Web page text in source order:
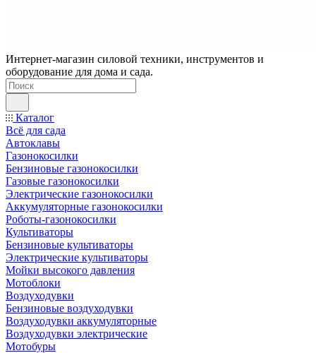
Интернет-магазин силовой техники, инструментов и
оборудование для дома и сада.
Каталог
Всё для сада
Автоклавы
Газонокосилки
Бензиновые газонокосилки
Газовые газонокосилки
Электрические газонокосилки
Аккумуляторные газонокосилки
Роботы-газонокосилки
Культиваторы
Бензиновые культиваторы
Электрические культиваторы
Мойки высокого давления
Мотоблоки
Воздуходувки
Бензиновые воздуходувки
Воздуходувки аккумуляторные
Воздуходувки электрические
Мотобуры